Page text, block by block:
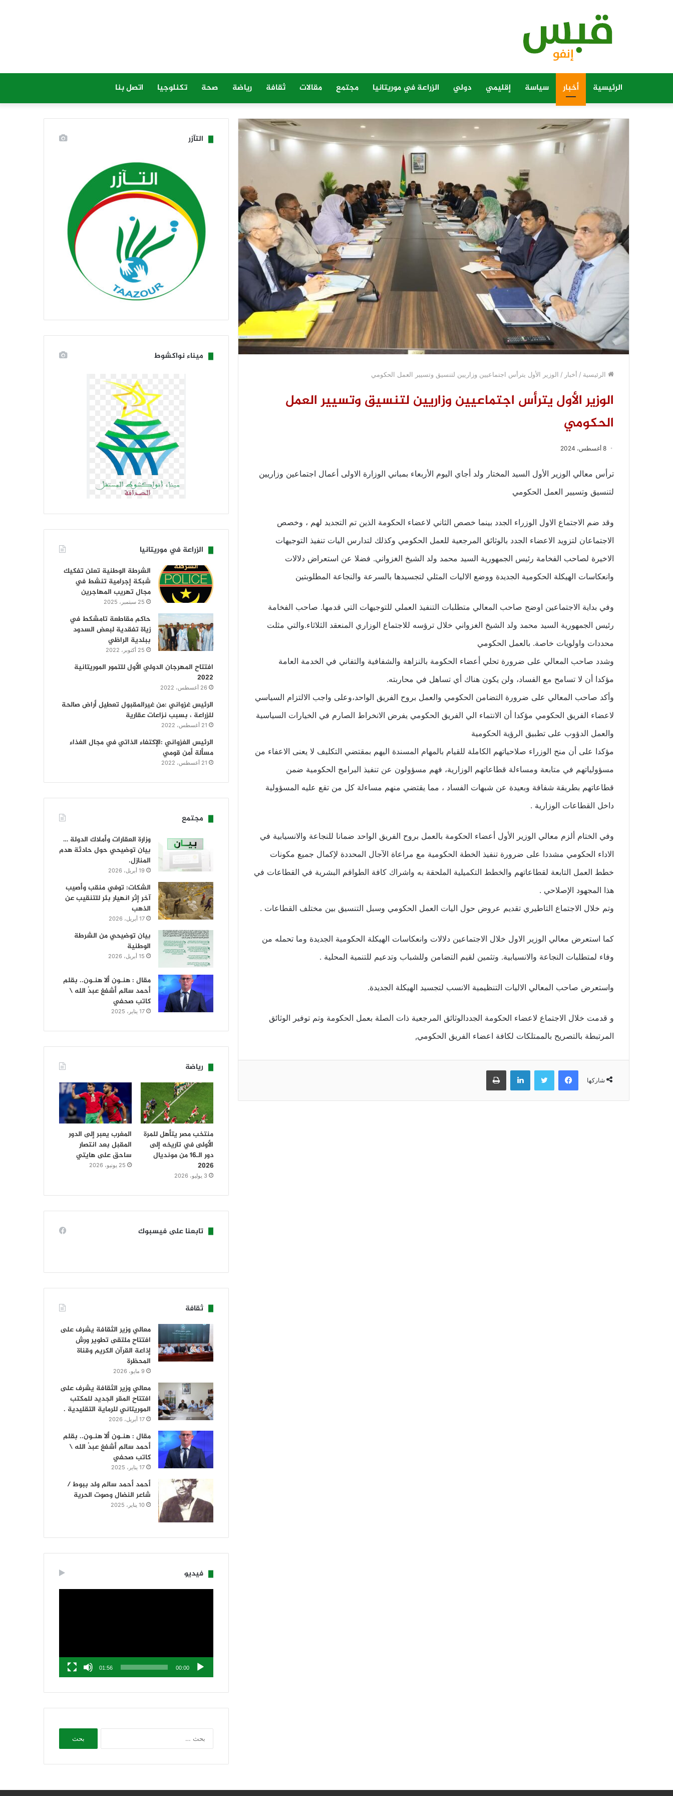
الرئيسية أخبار سياسة إقليمي دولي الزراعة في موريتانيا مجتمع مقالات ثقافة رياضة صحة تكنلوجيا اتصل بنا
الرئيسية / أخبار / الوزير الأول يترأس اجتماعيين وزاريين لتنسيق وتسيير العمل الحكومي
الوزير الأول يترأس اجتماعيين وزاريين لتنسيق وتسيير العمل
الحكومي
8 أغسطس، 2024
ترأس معالي الوزير الأول السيد المختار ولد أجاي اليوم الأربعاء بمباني الوزارة الاولى أعمال اجتماعين وزاريين
لتنسيق وتسيير العمل الحكومي
وقد ضم الاجتماع الاول الوزراء الجدد بينما خصص الثاني لاعضاء الحكومة الذين تم التجديد لهم ، وخصص
الاجتماعان لتزويد الاعضاء الجدد بالوثائق المرجعية للعمل الحكومي وكذلك لتدارس اليات تنفيذ التوجيهات
الاخيرة لصاحب الفخامة رئيس الجمهورية السيد محمد ولد الشيخ الغزواني. فضلا عن استعراض دلالات
وانعكاسات الهيكلة الحكومية الجديدة ووضع الاليات المثلي لتجسيدها بالسرعة والنجاعة المطلوبتين
وفي بداية الاجتماعين اوضح صاحب المعالي متطلبات التنفيذ العملي للتوجيهات التي قدمها. صاحب الفخامة
رئيس الجمهورية السيد محمد ولد الشيخ الغزواني خلال ترؤسه للاجتماع الوزاري المنعقد الثلاثاء.والتي مثلت
محددات واولويات خاصة. بالعمل الحكومي
وشدد صاحب المعالي على ضرورة تحلي أعضاء الحكومة بالنزاهة والشفافية والتفاني في الخدمة العامة
مؤكدا أن لا تسامح مع الفساد، ولن يكون هناك أي تساهل في محاربته.
وأكد صاحب المعالي على ضرورة التضامن الحكومي والعمل بروح الفريق الواحد،وعلى واجب الالتزام السياسي
لاعضاء الفريق الحكومي مؤكدا أن الانتماء الي الفريق الحكومي يفرض الانخراط الصارم في الخيارات السياسية
والعمل الدؤوب على تطبيق الرؤية الحكومية
مؤكدا على أن منح الوزراء صلاحياتهم الكاملة للقيام بالمهام المسندة اليهم بمقتضي التكليف لا يعنى الاعفاء من
مسؤولياتهم في متابعة ومساءلة قطاعاتهم الوزارية، فهم مسؤولون عن تنفيذ البرامج الحكومية ضمن
قطاعاتهم بطريقة شفافة وبعيدة عن شبهات الفساد ، مما يقتضي منهم مساءلة كل من تقع عليه المسؤولية
داخل القطاعات الوزارية .
وفي الختام ألزم معالي الوزير الأول أعضاء الحكومة بالعمل بروح الفريق الواحد ضمانا للنجاعة والانسيابية في
الاداء الحكومي مشددا على ضرورة تنفيذ الخطة الحكومية مع مراعاة الآجال المحددة لإكمال جميع مكونات
خطط العمل التابعة لقطاعاتهم والخطط التكميلية الملحقة به واشراك كافة الطواقم البشرية في القطاعات في
هذا المجهود الإصلاحي .
وتم خلال الاجتماع التاطيري تقديم عروض حول اليات العمل الحكومي وسبل التنسيق بين مختلف القطاعات .
كما استعرض معالي الوزير الاول خلال الاجتماعين دلالات وانعكاسات الهيكلة الحكومية الجديدة وما تحمله من
وفاء لمتطلبات النجاعة والانسيابية. وتثمين لقيم التضامن وللشباب وتدعيم للتنمية المحلية .
واستعرض صاحب المعالي الاليات التنظيمية الانسب لتجسيد الهيكلة الجديدة.
و قدمت خلال الاجتماع لاعضاء الحكومة الجددالوثائق المرجعية ذات الصلة بعمل الحكومة وتم توفير الوثائق
المرتبطة بالتصريح بالممتلكات لكافة اعضاء الفريق الحكومي,
شاركها
فيسبوك تويتر لينكدإن طباعة
التآزر
ميناء نواكشوط
الزراعة في موريتانيا
الشرطة الوطنية تعلن تفكيك
شبكة إجرامية تنشط في
مجال تهريب المهاجرين
25 سبتمبر، 2025
حاكم مقاطعة تامشكط في
زياة تفقدية لبعض السدود
ببلدية الراظي
25 أكتوبر، 2022
افتتاح المهرجان الدولي الأول للتمور الموريتانية
2022
26 أغسطس، 2022
الرئيس غزواني :من غيرالمقبول تعطيل أراض صالحة
للزراعة ، بسبب نزاعات عقارية
21 أغسطس، 2022
الرئيس الغزواني :الإكتفاء الذاتي في مجال الغذاء
مسألة أمن قومي
21 أغسطس، 2022
مجتمع
وزارة العقارات وأملاك الدولة …
بيان توضيحي حول حادثة هدم
المنازل.
19 أبريل، 2026
الشكات: توفي منقب وأصيب
آخر إثر انهيار بئر للتنقيب عن
الذهب
17 أبريل، 2026
بيان توضيحي من الشرطة
الوطنية
15 أبريل، 2026
مقال : هنـون ألا هنـون.. بقلم
أحمد سالم أشفغ عبدُ الله \
كاتب صحفي
17 يناير، 2025
رياضة
منتخب مصر يتأهل للمرة
الأولى في تاريخه إلى
دور الـ16 من مونديال
2026
3 يوليو، 2026
المغرب يعبر إلى الدور
المقبل بعد انتصار
ساحق على هايتي
25 يونيو، 2026
تابعنا على فيسبوك
ثقافة
معالي وزير الثقافة يشرف على
افتتاح ملتقى تطوير ورش
إذاعة القرآن الكريم وقناة
المحظرة
9 مايو، 2026
معالي وزير الثقافة يشرف على
افتتاح المقر الجديد للمكتب
الموريتاني للرماية التقليدية .
17 أبريل، 2026
مقال : هنـون ألا هنـون.. بقلم
أحمد سالم أشفغ عبدُ الله \
كاتب صحفي
17 يناير، 2025
أحمد أحمد سالم ولد ببوط /
شاعر النضال وصوت الحرية
10 يناير، 2025
فيديو
00:00
01:56